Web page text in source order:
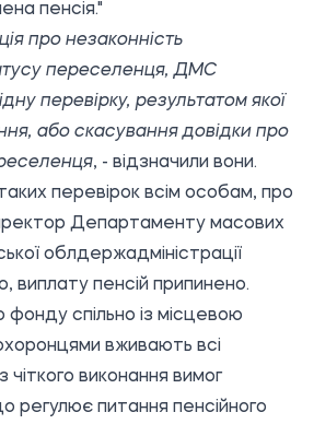
пенсія."
про незаконність
переселенця, ДМС
перевірку, результатом якої
або скасування довідки про
, - відзначили вони.
перевірок всім особам, про
Департаменту масових
облдержадміністрації
пенсій припинено.
фонду спільно із місцевою
вживають всі
чіткого виконання вимог
регулює питання пенсійного